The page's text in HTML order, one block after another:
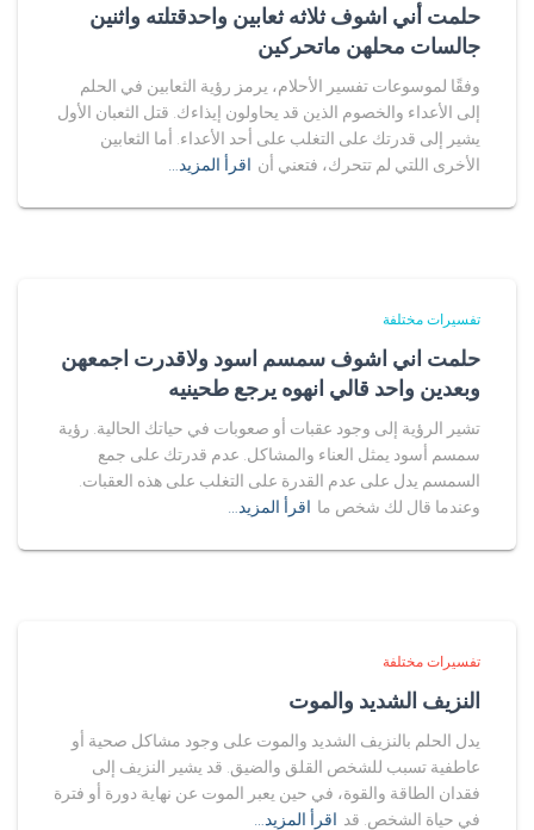
حلمت أني اشوف ثلاثه ثعابين واحدقتلته واثنين
جالسات محلهن ماتحركين
وفقًا لموسوعات تفسير الأحلام، يرمز رؤية الثعابين في الحلم
إلى الأعداء والخصوم الذين قد يحاولون إيذاءك. قتل الثعبان الأول
يشير إلى قدرتك على التغلب على أحد الأعداء. أما الثعابين
الأخرى اللتي لم تتحرك، فتعني أن اقرأ المزيد…
تفسيرات مختلفة
حلمت اني اشوف سمسم اسود ولاقدرت اجمعهن
وبعدين واحد قالي انهوه يرجع طحينيه
تشير الرؤية إلى وجود عقبات أو صعوبات في حياتك الحالية. رؤية
سمسم أسود يمثل العناء والمشاكل. عدم قدرتك على جمع
السمسم يدل على عدم القدرة على التغلب على هذه العقبات.
وعندما قال لك شخص ما اقرأ المزيد…
تفسيرات مختلفة
النزيف الشديد والموت
يدل الحلم بالنزيف الشديد والموت على وجود مشاكل صحية أو
عاطفية تسبب للشخص القلق والضيق. قد يشير النزيف إلى
فقدان الطاقة والقوة، في حين يعبر الموت عن نهاية دورة أو فترة
في حياة الشخص. قد اقرأ المزيد…